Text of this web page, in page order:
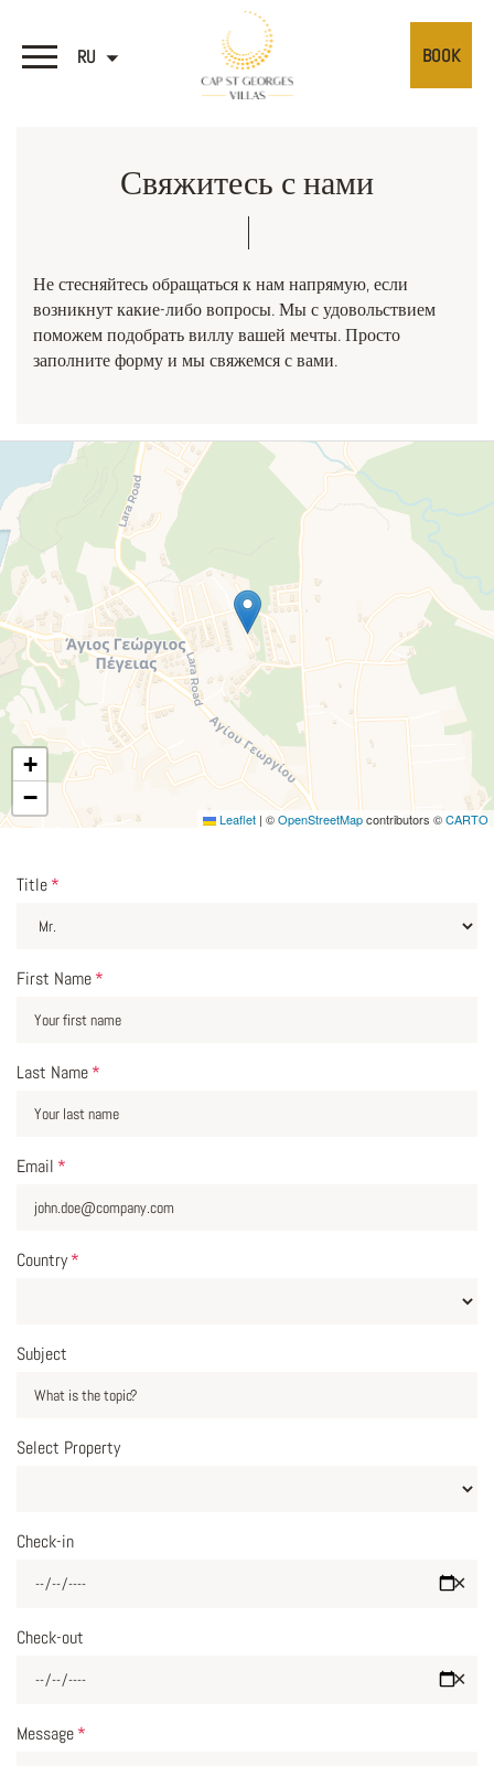
BOOK
RU
Свяжитесь с нами
Не стесняйтесь обращаться к нам напрямую, если
возникнут какие-либо вопросы. Мы с удовольствием
поможем подобрать виллу вашей мечты. Просто
заполните форму и мы свяжемся с вами.
+
−
Leaflet | ©OpenStreetMapcontributors ©CARTO
Title*
First Name*
Last Name*
Email *
Country*
Subject
Select Property
Check-in
✕
Check-out
✕
Message*